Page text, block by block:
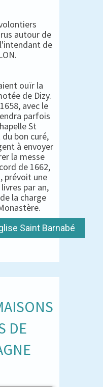
autour de
de
ouïr la
de Dizy.
avec le
parfois
St
bon curé,
à envoyer
la messe
de 1662,
prévoit une
par an,
la charge
Saint Barnabé
DE